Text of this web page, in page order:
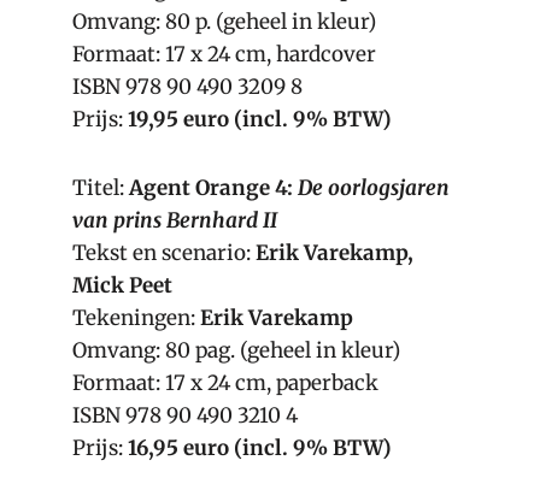
Omvang: 80 p. (geheel in kleur)
Formaat: 17 x 24 cm, hardcover
ISBN 978 90 490 3209 8
Prijs:19,95 euro (incl. 9% BTW)
Titel:Agent Orange 4: De oorlogsjaren
van prins Bernhard II
Tekst en scenario:Erik Varekamp,
Mick Peet
Tekeningen:Erik Varekamp
Omvang: 80 pag. (geheel in kleur)
Formaat: 17 x 24 cm, paperback
ISBN 978 90 490 3210 4
Prijs:16,95 euro (incl. 9% BTW)